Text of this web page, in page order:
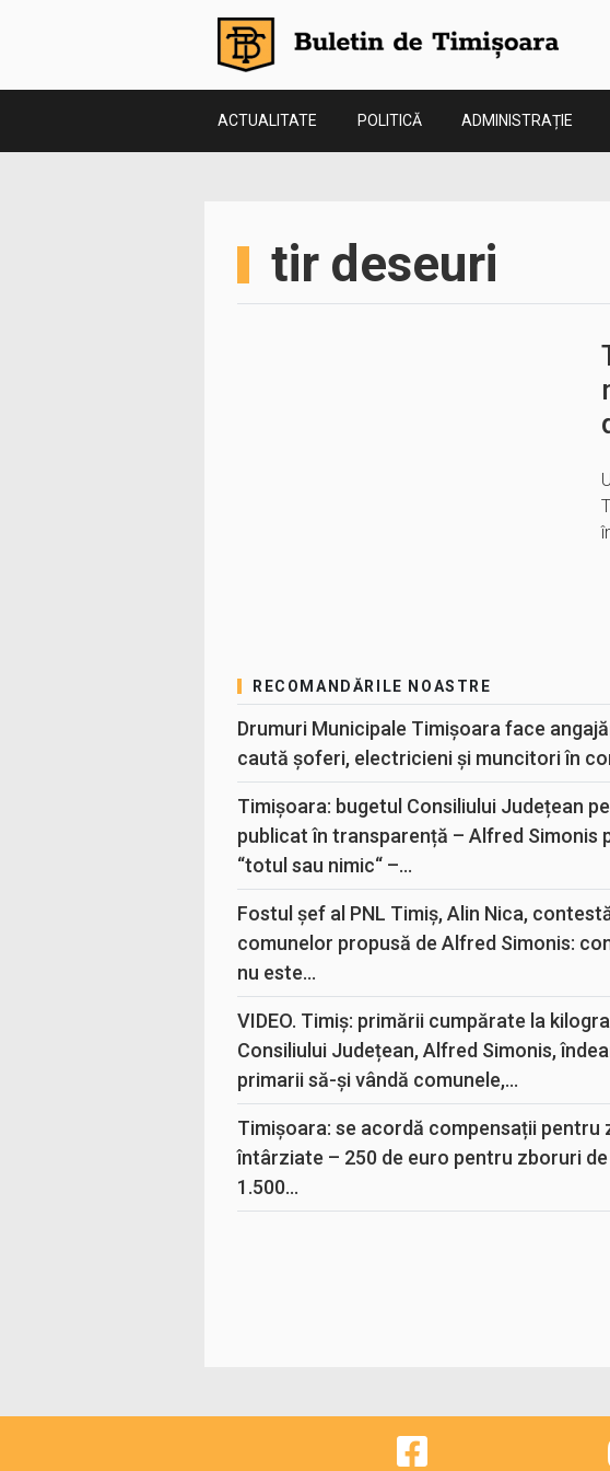
ACTUALITATE POLITICĂ ADMINISTRAȚIE
tir deseuri
RECOMANDĂRILE NOASTRE
Drumuri Municipale Timișoara face
caută șoferi, electricieni și muncitori în
Timișoara: bugetul Consiliului Județean
publicat în transparență – Alfred Simonis
“totul sau nimic“ –...
Fostul șef al PNL Timiș, Alin Nica,
comunelor propusă de Alfred Simonis:
nu este...
VIDEO. Timiș: primării cumpărate la
Consiliului Județean, Alfred Simonis,
primarii să-și vândă comunele,...
Timișoara: se acordă compensații pentru
întârziate – 250 de euro pentru zboruri de
1.500...